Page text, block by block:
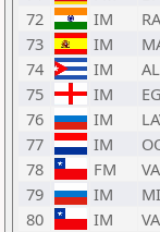
72
IM
73
IM
74
IM
75
IM
76
IM
77
IM
78
FM
79
IM
80
IM